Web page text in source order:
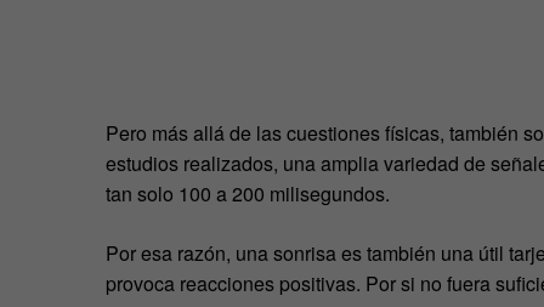
Pero más allá de las cuestiones físicas, también
estudios realizados, una amplia variedad de
tan solo 100 a 200 milisegundos.
Por esa razón, una sonrisa es también una útil
provoca reacciones positivas. Por si no fuera